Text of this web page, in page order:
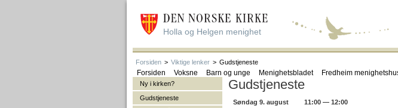
Holla og Helgen menighet
Forsiden > Viktige lenker > Gudstjeneste
Forsiden Voksne Barn og unge Menighetsbladet Fredheim
Ny i kirken?
Gudstjeneste
Gudstjeneste
Søndag 9. august 11:00 — 12:00